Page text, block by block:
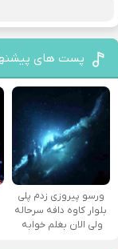
پست های
ورسو پیروزی زدم پلی
بلوار کاوه دافه سرحاله
ولی الان بغلم خوابه ‌